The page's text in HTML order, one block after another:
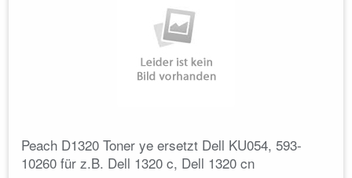
Peach D1320 Toner ye ersetzt Dell KU054, 593-
10260 für z.B. Dell 1320 c, Dell 1320 cn